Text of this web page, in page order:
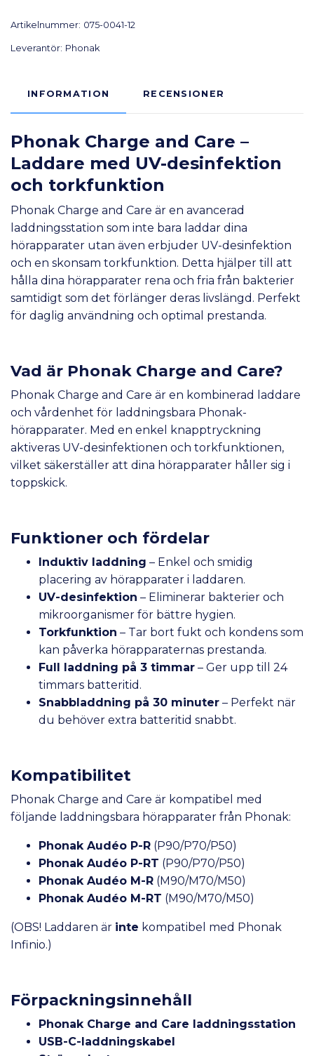
Artikelnummer: 075-0041-12
Leverantör: Phonak
INFORMATION RECENSIONER
Phonak Charge and Care –
Laddare med UV-desinfektion
och torkfunktion
Phonak Charge and Care är en avancerad
laddningsstation som inte bara laddar dina
hörapparater utan även erbjuder UV-desinfektion
och en skonsam torkfunktion. Detta hjälper till att
hålla dina hörapparater rena och fria från bakterier
samtidigt som det förlänger deras livslängd. Perfekt
för daglig användning och optimal prestanda.
Vad är Phonak Charge and Care?
Phonak Charge and Care är en kombinerad laddare
och vårdenhet för laddningsbara Phonak-
hörapparater. Med en enkel knapptryckning
aktiveras UV-desinfektionen och torkfunktionen,
vilket säkerställer att dina hörapparater håller sig i
toppskick.
Funktioner och fördelar
Induktiv laddning – Enkel och smidig
placering av hörapparater i laddaren.
UV-desinfektion – Eliminerar bakterier och
mikroorganismer för bättre hygien.
Torkfunktion – Tar bort fukt och kondens som
kan påverka hörapparaternas prestanda.
Full laddning på 3 timmar – Ger upp till 24
timmars batteritid.
Snabbladdning på 30 minuter – Perfekt när
du behöver extra batteritid snabbt.
Kompatibilitet
Phonak Charge and Care är kompatibel med
följande laddningsbara hörapparater från Phonak:
Phonak Audéo P-R (P90/P70/P50)
Phonak Audéo P-RT (P90/P70/P50)
Phonak Audéo M-R (M90/M70/M50)
Phonak Audéo M-RT (M90/M70/M50)
(OBS! Laddaren är inte kompatibel med Phonak
Infinio.)
Förpackningsinnehåll
Phonak Charge and Care laddningsstation
USB-C-laddningskabel